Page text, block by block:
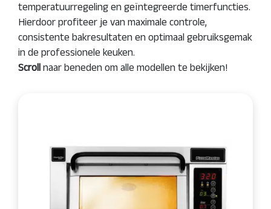
temperatuurregeling en geïntegreerde timerfuncties.
Hierdoor profiteer je van maximale controle,
consistente bakresultaten en optimaal gebruiksgemak
in de professionele keuken.
Scroll naar beneden om alle modellen te bekijken!